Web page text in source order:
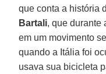
que conta a história
Bartali, que durante
em um movimento
quando a Itália foi
usava sua bicicleta